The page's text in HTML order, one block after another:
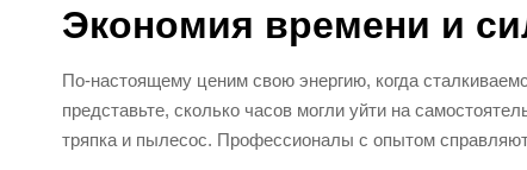
Экономия времени и
По-настоящему ценим свою энергию, когда
представьте, сколько часов могли уйти на
тряпка и пылесос. Профессионалы с опытом